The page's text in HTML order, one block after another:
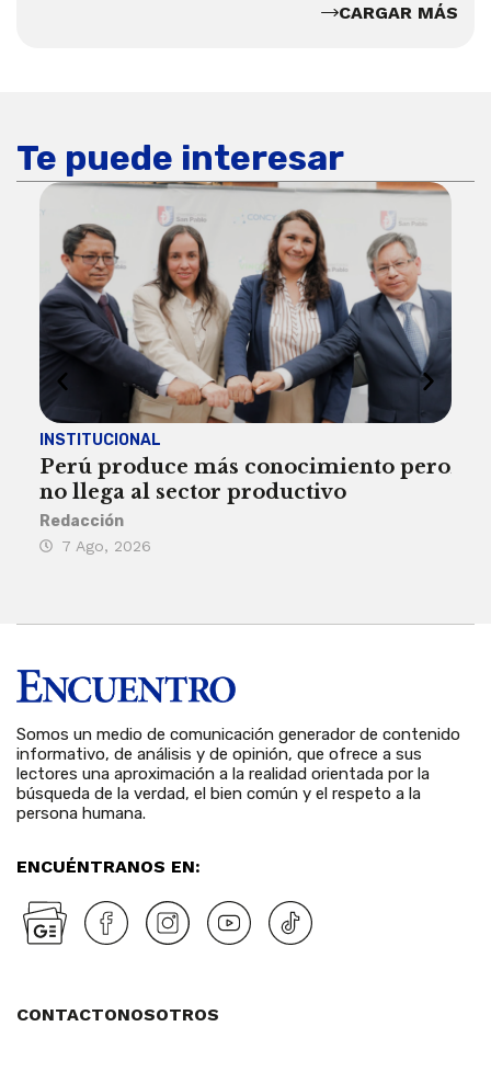
CARGAR MÁS
Te puede interesar
INSTITUCIONAL
Perú produce más conocimiento pero
no llega al sector productivo
Redacción
7 Ago, 2026
Somos un medio de comunicación generador de contenido
informativo, de análisis y de opinión, que ofrece a sus
lectores una aproximación a la realidad orientada por la
búsqueda de la verdad, el bien común y el respeto a la
persona humana.
ENCUÉNTRANOS EN:
CONTACTONOSOTROS